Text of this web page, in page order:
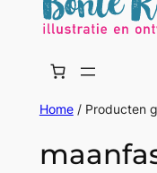
Home/ Producten